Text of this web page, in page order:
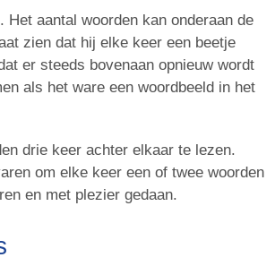
aantal woorden kan onderaan de
zien dat hij elke keer een beetje
er steeds bovenaan opnieuw wordt
als het ware een woordbeeld in het
drie keer achter elkaar te lezen.
om elke keer een of twee woorden
en met plezier gedaan.